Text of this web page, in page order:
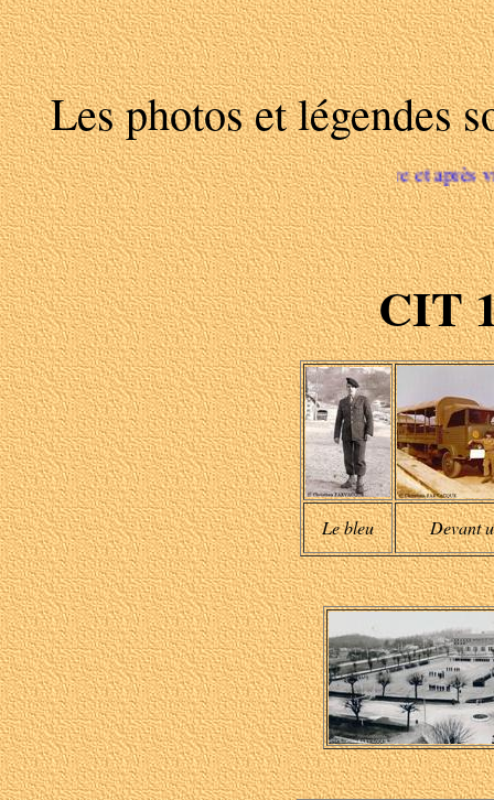
Les photos et légendes
photo : clic sur la miniature et après visualisation : clic
CIT
Le bleu Devant